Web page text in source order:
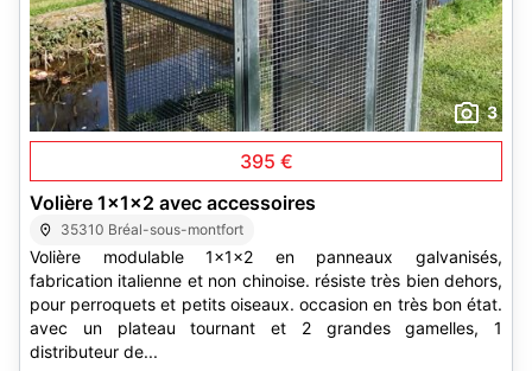
3
395 €
Volière 1x1x2 avec accessoires
35310 Bréal-sous-montfort
Volière modulable 1x1x2 en panneaux galvanisés,
fabrication italienne et non chinoise. résiste très bien dehors,
pour perroquets et petits oiseaux. occasion en très bon état.
avec un plateau tournant et 2 grandes gamelles, 1
distributeur de...